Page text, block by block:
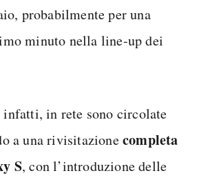
probabilmente per una
minuto nella line-up dei
infatti, in rete sono circolate
a una rivisitazionecompleta
S, con l’introduzione delle